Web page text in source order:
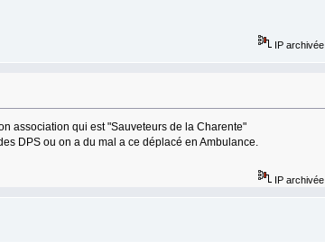
IP archivée
association qui est "Sauveteurs de la Charente"
DPS ou on a du mal a ce déplacé en Ambulance.
IP archivée